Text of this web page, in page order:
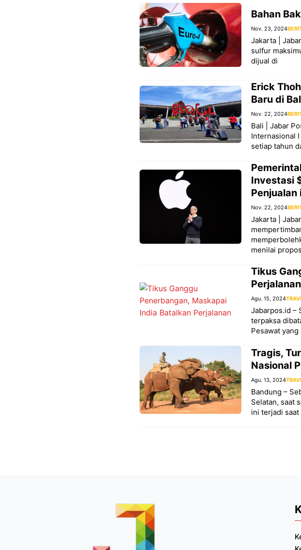
Bahan
Nov. 23, 2024
Jakarta |
sulfur
dijual di
Erick
Baru di
Nov. 22, 2024
Bali | Jabar
Internasional
setiap tahun
Investasi
Penjualan
Nov. 22, 2024
Jakarta |
menilai
Tikus
Perjalanan
Agu. 15, 2024
Jabarpos.id –
terpaksa
Pesawat
Tragis,
Nasional
Agu. 13, 2024
Bandung –
Selatan, saat
ini terjadi